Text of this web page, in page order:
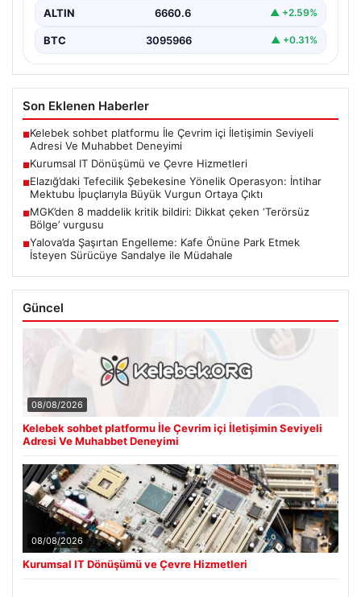
ALTIN 6660.6 ▲ +2.59%
BTC 3095966 ▲ +0.31%
Son Eklenen Haberler
■Kelebek sohbet platformu İle Çevrim içi İletişimin Seviyeli
Adresi Ve Muhabbet Deneyimi
■Kurumsal IT Dönüşümü ve Çevre Hizmetleri
■Elazığ’daki Tefecilik Şebekesine Yönelik Operasyon: İntihar
Mektubu İpuçlarıyla Büyük Vurgun Ortaya Çıktı
■MGK’den 8 maddelik kritik bildiri: Dikkat çeken ‘Terörsüz
Bölge’ vurgusu
■Yalova’da Şaşırtan Engelleme: Kafe Önüne Park Etmek
İsteyen Sürücüye Sandalye ile Müdahale
Güncel
08/08/2026
Kelebek sohbet platformu İle Çevrim içi İletişimin Seviyeli
Adresi Ve Muhabbet Deneyimi
08/08/2026
Kurumsal IT Dönüşümü ve Çevre Hizmetleri